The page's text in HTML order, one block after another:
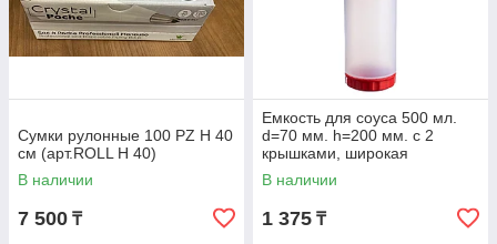
Сумки рулонные 100 PZ H 40
см (арт.ROLL H 40)
В наличии
7 500 ₸
Емкость для соуса 500 мл.
d=70 мм. h=200 мм. с 2
крышками, широкая
прозрачная, крышки красны
GP /1/
В наличии
1 375 ₸